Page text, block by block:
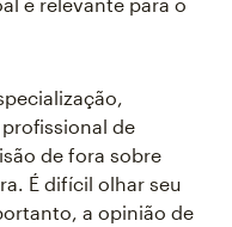
de
de fora sobre
É difícil olhar seu
a opinião de